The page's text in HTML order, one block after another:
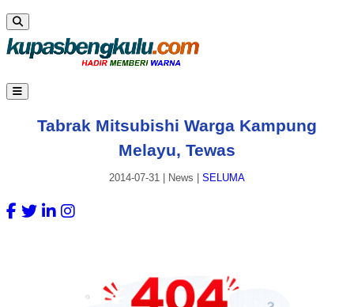
Tabrak Mitsubishi Warga Kampung
Melayu, Tewas
2014-07-31 News SELUMA